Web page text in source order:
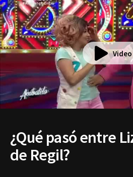
Video
¿Qué pasó entre
de Regil?